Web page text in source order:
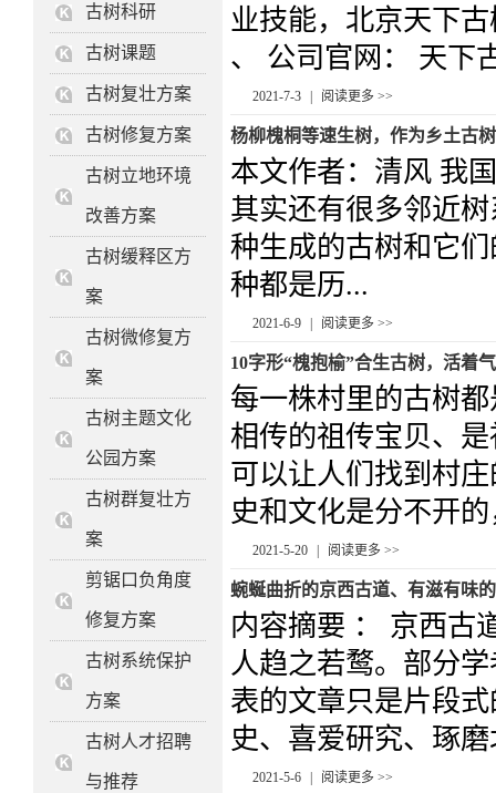
古树科研
古树课题
古树复壮方案
古树修复方案
古树立地环境
改善方案
古树缓释区方
案
古树微修复方
案
古树主题文化
公园方案
古树群复壮方
案
剪锯口负角度
修复方案
古树系统保护
方案
古树人才招聘
与推荐
业技能，北京天下
、 公司官网： 天下
2021-7-3 阅读更多 >>
杨柳槐桐等速生树，作为乡土古
本文作者：清风 我
其实还有很多邻近
种生成的古树和它
种都是历...
2021-6-9 阅读更多 >>
10字形“槐抱榆”合生古树，活着
每一株村里的古树
相传的祖传宝贝、
可以让人们找到村
史和文化是分不开
2021-5-20 阅读更多 >>
蜿蜒曲折的京西古道、有滋有味
内容摘要 ： 京西古
人趋之若鹜。部分
表的文章只是片段
史、喜爱研究、琢
2021-5-6 阅读更多 >>